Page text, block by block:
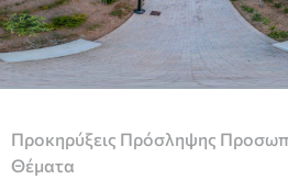
Προκηρύξεις Πρόσληψης
Θέματα